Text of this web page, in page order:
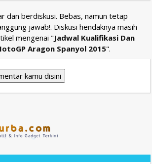
dan berdiskusi. Bebas, namun tetap
jawab!. Diskusi hendaknya masih
mengenai "Jadwal Kualifikasi Dan
Aragon Spanyol 2015".
kamu disini